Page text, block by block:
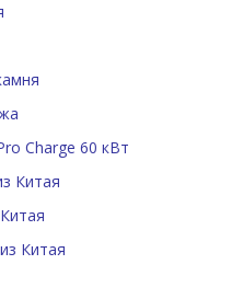
Charge 60 кВт
Китая
Китая